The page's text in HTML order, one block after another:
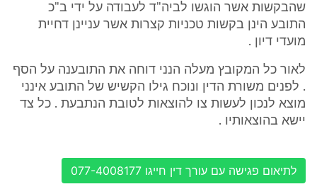
שהבקשות אשר הוגשו לביה"ד לעבודה על ידי ב"כ
התובע הינן בקשות טכניות קצרות אשר עניינן דחיית
מועדי דיון .
לאור כל המקובץ מעלה הנני דוחה את התובענה על הסף
. לפנים משורת הדין ונוכח גילו הקשיש של התובע אינני
מוצא לנכון לעשות צו להוצאות לטובת הנתבעת . כל צד
יישא בהוצאותיו .
לתיאום פגישה עם עורך דין חייגו 077-4008177